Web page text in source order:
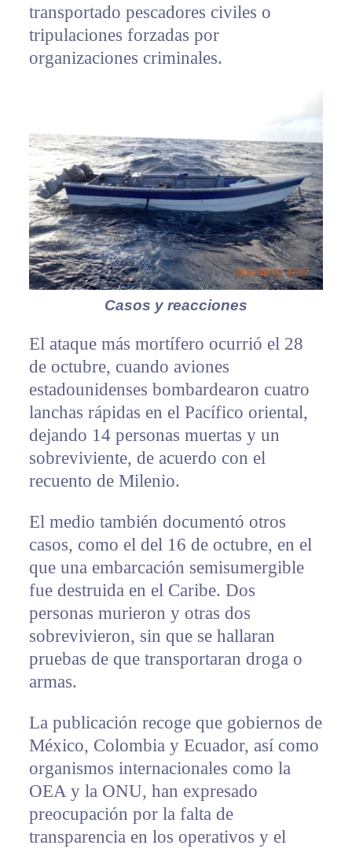
transportado pescadores civiles o
tripulaciones forzadas por
organizaciones criminales.
Casos y reacciones
El ataque más mortífero ocurrió el 28
de octubre, cuando aviones
estadounidenses bombardearon cuatro
lanchas rápidas en el Pacífico oriental,
dejando 14 personas muertas y un
sobreviviente, de acuerdo con el
recuento de Milenio.
El medio también documentó otros
casos, como el del 16 de octubre, en el
que una embarcación semisumergible
fue destruida en el Caribe. Dos
personas murieron y otras dos
sobrevivieron, sin que se hallaran
pruebas de que transportaran droga o
armas.
La publicación recoge que gobiernos de
México, Colombia y Ecuador, así como
organismos internacionales como la
OEA y la ONU, han expresado
preocupación por la falta de
transparencia en los operativos y el